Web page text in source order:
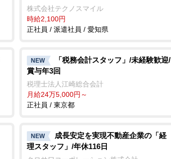
株式会社テクノスマイル
時給2,100円
正社員 / 派遣社員 / 愛知県
NEW
「税務会計スタッフ」/未経験歓迎/
賞与年3回
税理士法人江崎総合会計
月給24万5,000円～
正社員 / 東京都
NEW
成長安定を実現不動産企業の「経
理スタッフ」/年休116日